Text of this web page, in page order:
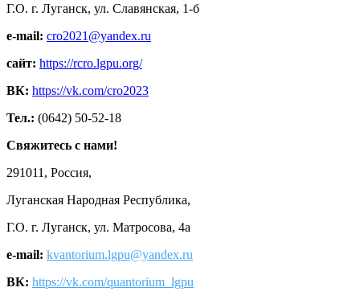
Г.О. г. Луганск, ул. Славянская, 1-б
e-mail: cro2021@yandex.ru
сайт: https://rcro.lgpu.org/
ВК: https://vk.com/cro2023
Тел.: (0642) 50-52-18
Свяжитесь с нами!
291011, Россия,
Луганская Народная Республика,
Г.О. г. Луганск, ул. Матросова, 4а
e-mail: kvantorium.lgpu@yandex.ru
ВК: https://vk.com/quantorium_lgpu